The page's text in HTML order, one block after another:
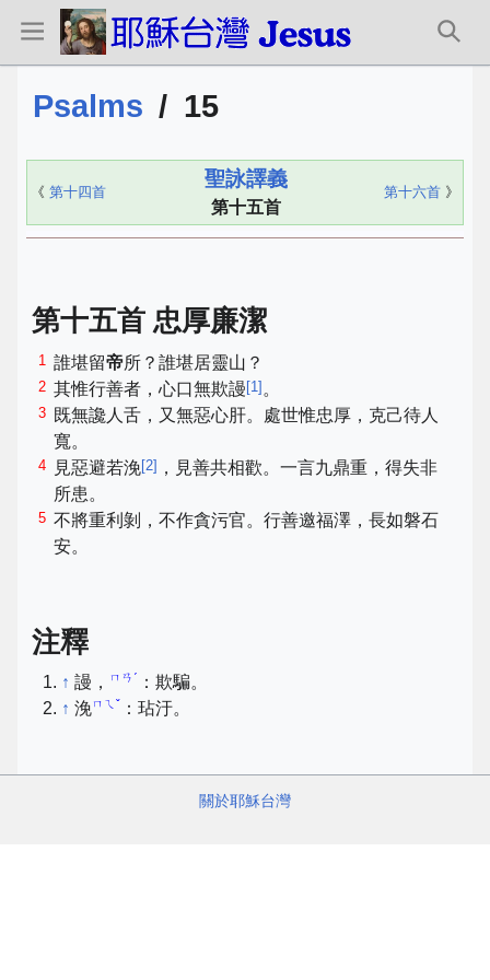
Psalms / 15
《 第十四首
聖詠譯義
第十五首
第十六首 》
第十五首 忠厚廉潔
1 誰堪留帝所？誰堪居靈山？
2 其惟行善者，心口無欺謾 [1] 。
3 既無讒人舌，又無惡心肝。處世惟忠厚，克己待人
寬。
4 見惡避若浼[2] ，見善共相歡。一言九鼎重，得失非
所患。
5 不將重利剝，不作貪污官。行善邀福澤，長如磐石
安。
注釋
↑ 謾， ㄇㄢˊ
：欺騙。
↑ 浼ㄇㄟˇ ：玷汙。
關於耶穌台灣